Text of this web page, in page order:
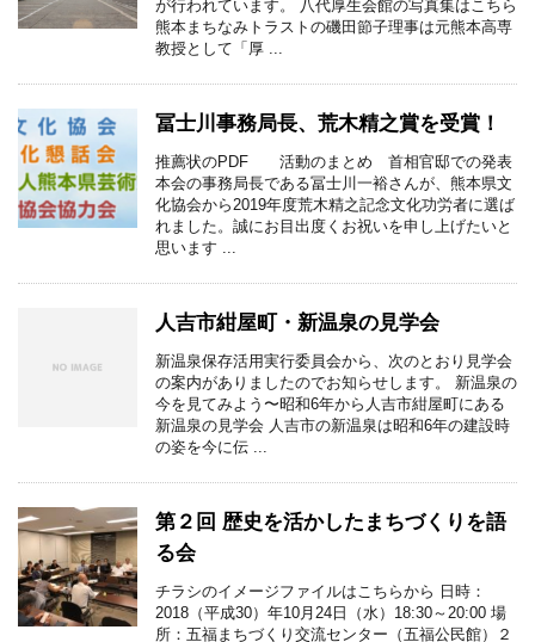
が行われています。 八代厚生会館の写真集はこちら
熊本まちなみトラストの磯田節子理事は元熊本高専
教授として「厚 ...
冨士川事務局長、荒木精之賞を受賞！
推薦状のPDF 活動のまとめ 首相官邸での発表
本会の事務局長である冨士川一裕さんが、熊本県文
化協会から2019年度荒木精之記念文化功労者に選ば
れました。誠にお目出度くお祝いを申し上げたいと
思います ...
人吉市紺屋町・新温泉の見学会
新温泉保存活用実行委員会から、次のとおり見学会
の案内がありましたのでお知らせします。 新温泉の
今を見てみよう〜昭和6年から人吉市紺屋町にある
新温泉の見学会 人吉市の新温泉は昭和6年の建設時
の姿を今に伝 ...
第２回 歴史を活かしたまちづくりを語
る会
チラシのイメージファイルはこちらから 日時：
2018（平成30）年10月24日（水）18:30～20:00 場
所：五福まちづくり交流センター（五福公民館）２